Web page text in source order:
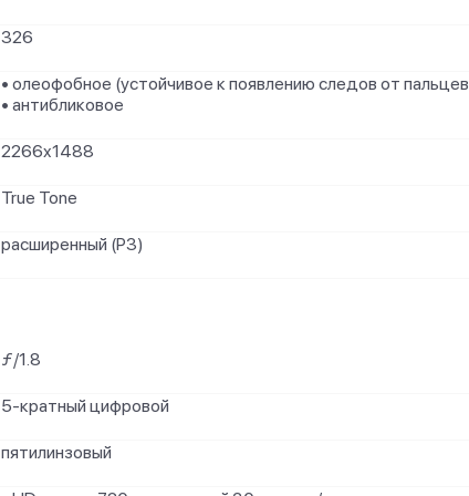
326
• олеофобное (устойчивое к появлению следов от
• антибликовое
2266x1488
True Tone
расширенный (P3)
ƒ/1.8
5-кратный цифровой
пятилинзовый